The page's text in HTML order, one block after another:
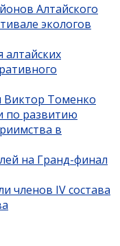
Алтайского
экологов
алтайских
Виктор Томенко
по развитию
в
на Гранд-финал
членов IV состава